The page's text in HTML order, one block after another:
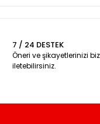
7 / 24 DESTEK
Öneri ve şikayetlerinizi
iletebilirsiniz.